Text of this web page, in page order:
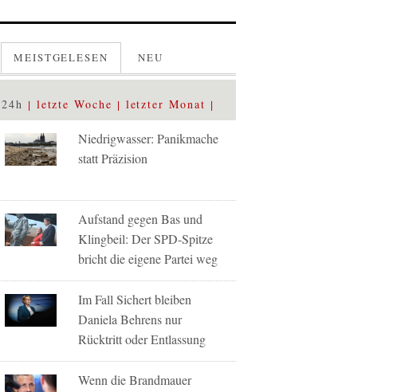
MEISTGELESEN NEU
24h letzte Woche letzter Monat
Niedrigwasser: Panikmache
statt Präzision
Aufstand gegen Bas und
Klingbeil: Der SPD-Spitze
bricht die eigene Partei weg
Im Fall Sichert bleiben
Daniela Behrens nur
Rücktritt oder Entlassung
Wenn die Brandmauer